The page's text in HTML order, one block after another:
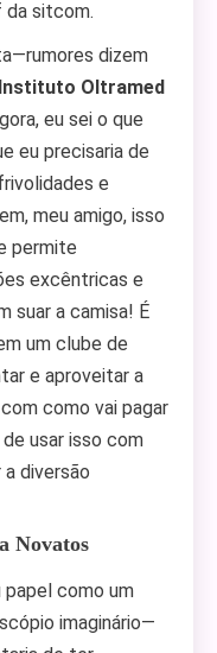
da sitcom.
dizem
Oltramed
eu sei o que
eu precisaria de
e
meu amigo, isso
permite
excêntricas e
suar a camisa! É
um clube de
e aproveitar a
como vai pagar
usar isso com
diversão
Novatos
como um
imaginário—